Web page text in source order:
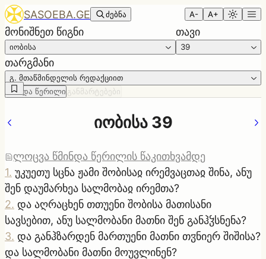
SASOEBA.GE ძებნა A- A+
მონიშნეთ წიგნი
იობისა
თავი
39
თარგმანი
გ. მთაწმინდელის რედაქციით
წმინდა წერილი განმარტებები
იობისა 39
ლოცვა წმინდა წერილის წაკითხვამდე
1. უკუეთუ სცნა ჟამი შობისაჲ ირემვაცთაჲ შინა, ანუ
შენ დაუმარხეა სალმობაჲ ირემთა?
2. და აღრაცხენ თთუენი შობისა მათისანი
სავსებით, ანუ სალმობანი მათნი შენ განჰჴსნენა?
3. და განჰზარდენ მართუენი მათნი თჳნიერ შიშისა?
და სალმობანი მათნი მოუვლინენ?